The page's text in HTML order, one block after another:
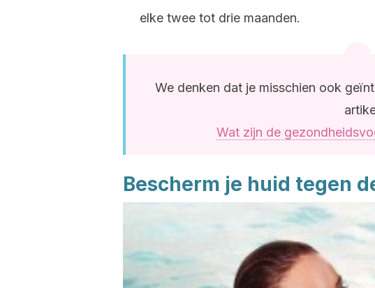
elke twee tot drie maanden.
We denken dat je misschien ook
Wat zijn de
Bescherm je huid tegen